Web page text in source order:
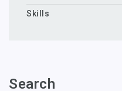
Skills
Search